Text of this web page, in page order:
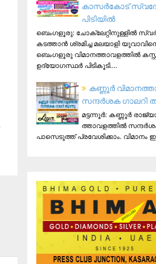
കാസർകോട്
പിടിയില്‍
ബെംഗളൂരു: ചോക്ലേറ്റിനുള്ളിൽ
കടത്താൻ ശ്രമിച്ച മലയാളി
ബെംഗളൂരു വിമാനത്താവളത്തിൽ
ഉദ്യോഗസ്ഥർ പിടികൂടി....
ക​ണ്ണൂ​ർ
സ​ന്ദ​ർ​ശ​ക ഗാ​ല​റി
മ​ട്ട​ന്നൂ​ർ: ക​ണ്ണൂ​ർ
ത്താ​വ​ള​ത്തി​ൽ
പാ​സെ​ടു​ത്ത് പ്ര​വേ​ശി​ക്കാം. വി​മാ​നം